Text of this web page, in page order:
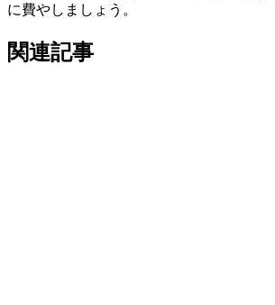
に費やしましょう。
関連記事